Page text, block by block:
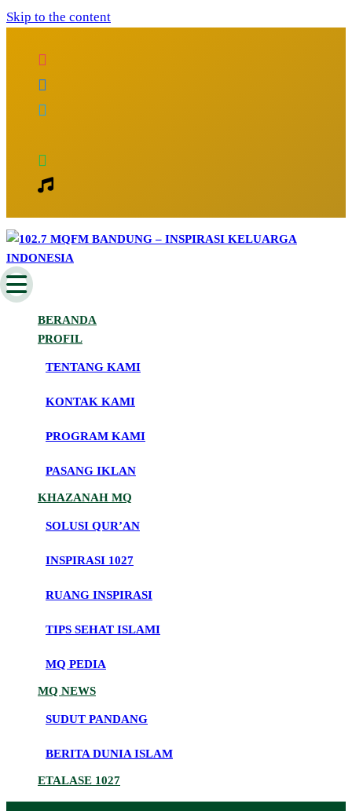
Skip to the content
102.7 MQFM Bandung – Inspirasi
Keluarga Indonesia
Inspirasi Keluarga Indonesia
BERANDA
PROFIL
TENTANG KAMI
KONTAK KAMI
PROGRAM KAMI
PASANG IKLAN
KHAZANAH MQ
SOLUSI QUR’AN
INSPIRASI 1027
RUANG INSPIRASI
TIPS SEHAT ISLAMI
MQ PEDIA
MQ NEWS
SUDUT PANDANG
BERITA DUNIA ISLAM
ETALASE 1027